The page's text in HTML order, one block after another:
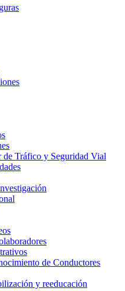
de Tráfico y Seguridad Vial
de Conductores
y reeducación